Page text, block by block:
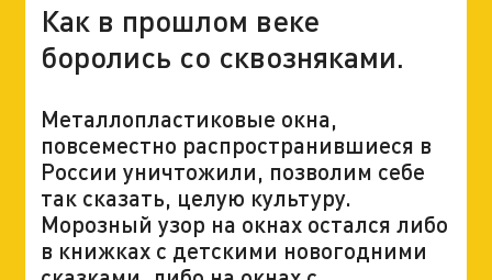
Как в прошлом веке
боролись со сквозняками.
Металлопластиковые окна,
повсеместно распространившиеся в
России уничтожили, позволим себе
так сказать, целую культуру.
Морозный узор на окнах остался либо
в книжках с детскими новогодними